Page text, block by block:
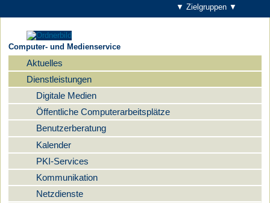
▼ Zielgruppen ▼
Computer- und Medienservice
Navigation
Aktuelles
Dienstleistungen
Digitale Medien
Öffentliche Computerarbeitsplätze
Benutzerberatung
Kalender
PKI-Services
Kommunikation
Netzdienste